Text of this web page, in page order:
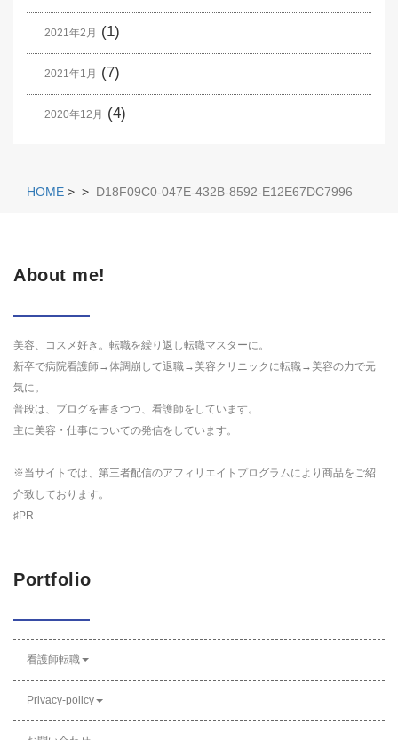
2021年2月 (1)
2021年1月 (7)
2020年12月 (4)
HOME > > D18F09C0-047E-432B-8592-E12E67DC7996
About me!
美容、コスメ好き。転職を繰り返し転職マスターに。
新卒で病院看護師→体調崩して退職→美容クリニックに転職→美容の力で元
気に。
普段は、ブログを書きつつ、看護師をしています。
主に美容・仕事についての発信をしています。
※当サイトでは、第三者配信のアフィリエイトプログラムにより商品をご紹
介致しております。
♯PR
Portfolio
看護師転職
Privacy-policy